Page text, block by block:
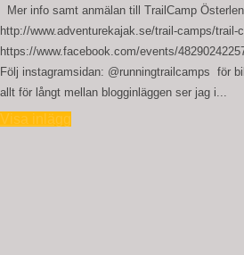
http://www.adventurekajak.se/trail-camps/trail-
https://www.facebook.com/events/
Följ instagramsidan: @runningtrailcamps för bilder
allt för långt mellan blogginläggen ser jag i...
Visa inlägg